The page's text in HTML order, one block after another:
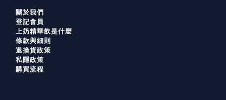
關於我們
登記會員
上奶精華飲是什麼
條款與細則
退換貨政策
私隱政策
購買流程